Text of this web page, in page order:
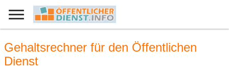
Gehaltsrechner für den Öffentlichen
Dienst